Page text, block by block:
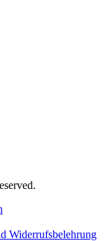
Widerrufsbelehrung